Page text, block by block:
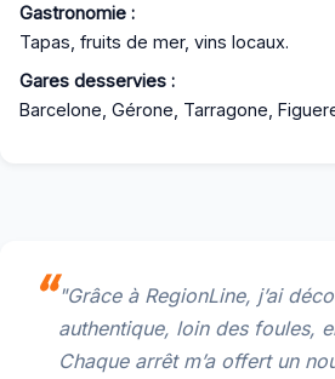
Gastronomie :
Tapas, fruits de mer, vins locaux.
Gares desservies :
Barcelone, Gérone, Tarragone,
"Grâce à RegionLine, j’ai
authentique, loin des foules,
Chaque arrêt m’a offert un